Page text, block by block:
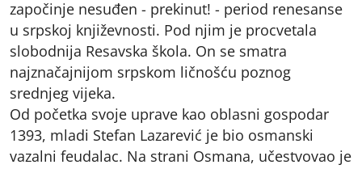
započinje nesuđen - prekinut! - period renesanse
u srpskoj književnosti. Pod njim je procvetala
slobodnija Resavska škola. On se smatra
najznačajnijom srpskom ličnošću poznog
srednjeg vijeka.
Od početka svoje uprave kao oblasni gospodar
1393, mladi Stefan Lazarević je bio osmanski
vazalni feudalac. Na strani Osmana, učestvovao je